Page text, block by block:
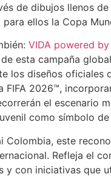
de dibujos llenos
ellos la Copa
VIDA powered
esta campaña
los diseños oficiales
FIFA 2026™,
el escenario
como símbolo
Colombia, este
Refleja el
y con iniciativas que